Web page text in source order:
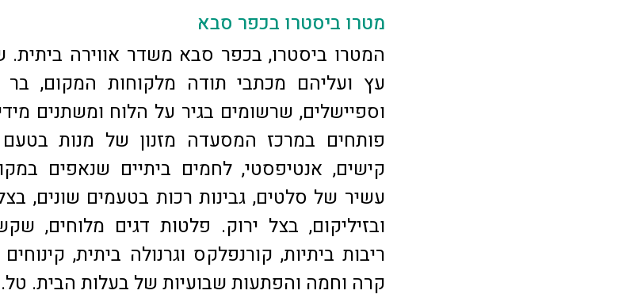
מטרו ביסטרו בכפר סבא
המטרו ביסטרו, בכפר סבא משדר אווירה ביתית.
עץ ועליהם מכתבי תודה מלקוחות המקום, בר
וספיישלים, שרשומים בגיר על הלוח ומשתנים
פותחים במרכז המסעדה מזנון של מנות
קישים, אנטיפסטי, לחמים ביתיים שנאפים
עשיר של סלטים, גבינות רכות בטעמים שונים,
ובזיליקום, בצל ירוק. פלטות דגים מלוחים,
ריבות ביתיות, קורנפלקס וגרנולה ביתית,
קרה וחמה והפתעות שבועיות של בעלות הבית. טל. 09-7457461